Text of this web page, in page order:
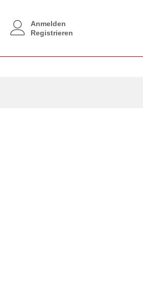
Anmelden
Registrieren